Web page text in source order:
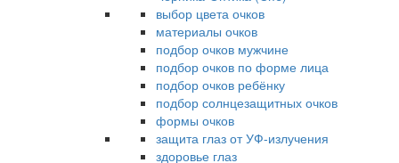
выбор цвета очков
материалы очков
подбор очков мужчине
подбор очков по форме лица
подбор очков ребёнку
подбор солнцезащитных очков
формы очков
защита глаз от УФ-излучения
здоровье глаз